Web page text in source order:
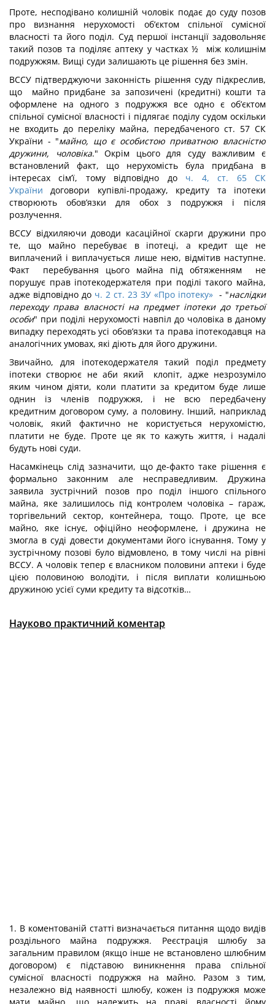
Проте, несподівано колишній чоловік подає до суду позов
про визнання нерухомості об’єктом спільної сумісної
власності та його поділ. Суд першої інстанції задовольняє
такий позов та поділяє аптеку у частках ½ між колишнім
подружжям. Вищі суди залишають це рішення без змін.
ВССУ підтверджуючи законність рішення суду підкреслив,
що майно придбане за запозичені (кредитні) кошти та
оформлене на одного з подружжя все одно є об’єктом
спільної сумісної власності і підлягає поділу судом оскільки
не входить до переліку майна, передбаченого ст. 57 СК
України - "майно, що є особистою приватною власністю
дружини, чоловіка." Окрім цього для суду важливим є
встановлений факт, що нерухомість була придбана в
інтересах сім’ї, тому відповідно до ч. 4, ст. 65 СК
України договори купівлі-продажу, кредиту та іпотеки
створюють обов’язки для обох з подружжя і після
розлучення.
ВССУ відхиляючи доводи касаційної скарги дружини про
те, що майно перебуває в іпотеці, а кредит ще не
виплачений і виплачується лише нею, відмітив наступне.
Факт перебування цього майна під обтяженням не
порушує прав іпотекодержателя при поділі такого майна,
адже відповідно до ч. 2 ст. 23 ЗУ «Про іпотеку» - "наслідки
переходу права власності на предмет іпотеки до третьої
особи" при поділі нерухомості навпіл до чоловіка в даному
випадку переходять усі обов’язки та права іпотекодавця на
аналогічних умовах, які діють для його дружини.
Звичайно, для іпотекодержателя такий поділ предмету
іпотеки створює не аби який клопіт, адже незрозуміло
яким чином діяти, коли платити за кредитом буде лише
однин із членів подружжя, і не всю передбачену
кредитним договором суму, а половину. Інший, наприклад
чоловік, який фактично не користується нерухомістю,
платити не буде. Проте це як то кажуть життя, і надалі
будуть нові суди.
Насамкінець слід зазначити, що де-факто таке рішення є
формально законним але несправедливим. Дружина
заявила зустрічний позов про поділ іншого спільного
майна, яке залишилось під контролем чоловіка – гараж,
торгівельний сектор, контейнера, тощо. Проте, це все
майно, яке існує, офіційно неоформлене, і дружина не
змогла в суді довести документами його існування. Тому у
зустрічному позові було відмовлено, в тому числі на рівні
ВССУ. А чоловік тепер є власником половини аптеки і буде
цією половиною володіти, і після виплати колишньою
дружиною усієї суми кредиту та відсотків…
Науково практичний коментар
1. В коментованій статті визначається питання щодо видів
роздільного майна подружжя. Реєстрація шлюбу за
загальним правилом (якщо інше не встановлено шлюбним
договором) є підставою виникнення права спільної
сумісної власності подружжя на майно. Разом з тим,
незалежно від наявності шлюбу, кожен із подружжя може